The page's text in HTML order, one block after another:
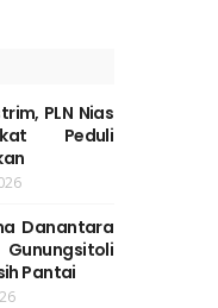
PLN Nias
Peduli
Danantara
Pantai